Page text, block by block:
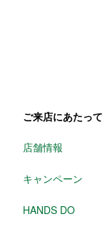
ご来店にあたって
店舗情報
キャンペーン
HANDS DO